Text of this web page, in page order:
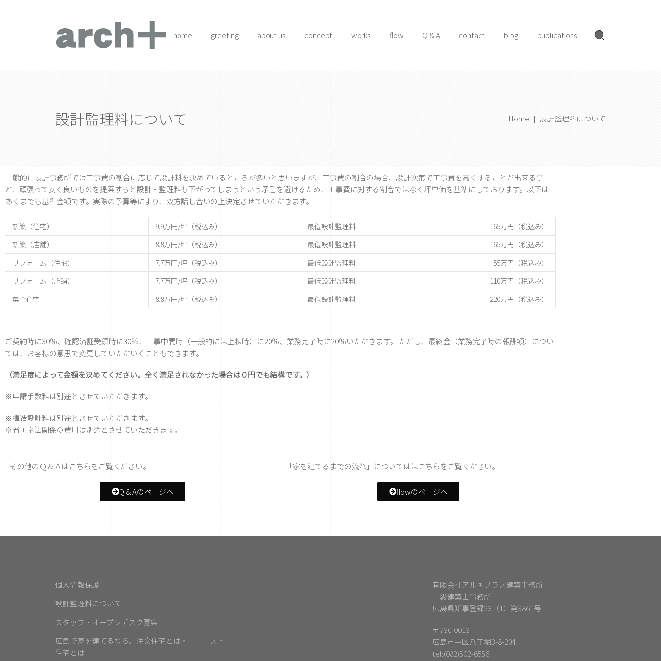
home greeting about us concept works flow Q & A contact blog publications
設計監理料について Home | 設計監理料について
一般的に設計事務所では工事費の割合に応じて設計料を決めているところが多いと思いますが、工事費の割合の場合、設計次第で工事費を高くすることが出来る事
と、頑張って安く良いものを提案すると設計・監理料も下がってしまうという矛盾を避けるため、工事費に対する割合ではなく坪単価を基準にしております。以下は
あくまでも基準金額です。実際の予算等により、双方話し合いの上決定させていただきます。
新築（住宅） 9.9万円/坪（税込み） 最低設計監理料
165万円（税込み）
新築（店舗）
8.8万円/坪（税込み） 最低設計監理料
165万円（税込み）
リフォーム（住宅）
7.7万円/坪（税込み） 最低設計監理料
55万円（税込み）
リフォーム（店舗）
7.7万円/坪（税込み） 最低設計監理料
110万円（税込み）
集合住宅
8.8万円/坪（税込み） 最低設計監理料 220万円（税込み）
ご契約時に30％、確認済証受領時に30％、工事中間時（一般的には上棟時）に20％、業務完了時に20％いただきます。 ただし、最終金（業務完了時の報酬額）につい
ては、お客様の意思で変更していただいくこともできます。
（満足度によって金額を決めてください。全く満足されなかった場合は０円でも結構です。）
※申請手数料は別途とさせていただきます。
※構造設計料は別途とさせていただきます。
※省エネ法関係の費用は別途とさせていただきます。
その他のＱ＆Ａはこちらをご覧ください。
Q & Aのページへ
「家を建てるまでの流れ」についてははこちらをご覧ください。
flowのページへ
個人情報保護
設計監理料について
スタッフ・オープンデスク募集
広島で家を建てるなら、注文住宅とは・ローコスト
住宅とは
有限会社アルキプラス建築事務所
一級建築士事務所
広島県知事登録23（1）第3861号
〒730-0013
広島市中区八丁堀3-8-204
tel:(082)502-6556